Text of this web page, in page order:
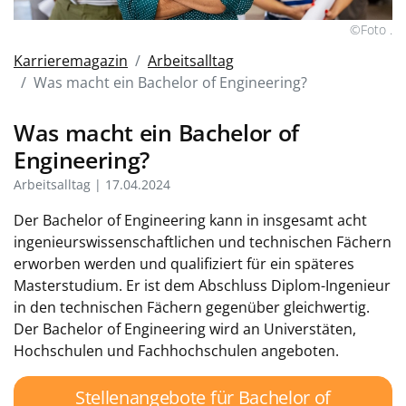
©Foto .
Karrieremagazin
Arbeitsalltag
Was macht ein Bachelor of Engineering?
Was macht ein Bachelor of
Engineering?
Arbeitsalltag | 17.04.2024
Der Bachelor of Engineering kann in insgesamt acht
ingenieurswissenschaftlichen und technischen Fächern
erworben werden und qualifiziert für ein späteres
Masterstudium. Er ist dem Abschluss Diplom-Ingenieur
in den technischen Fächern gegenüber gleichwertig.
Der Bachelor of Engineering wird an Universtäten,
Hochschulen und Fachhochschulen angeboten.
Stellenangebote für Bachelor of